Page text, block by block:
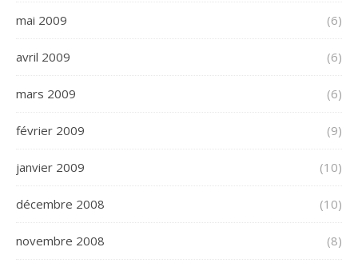
mai 2009 (6)
avril 2009 (6)
mars 2009 (6)
février 2009 (9)
janvier 2009 (10)
décembre 2008 (10)
novembre 2008 (8)